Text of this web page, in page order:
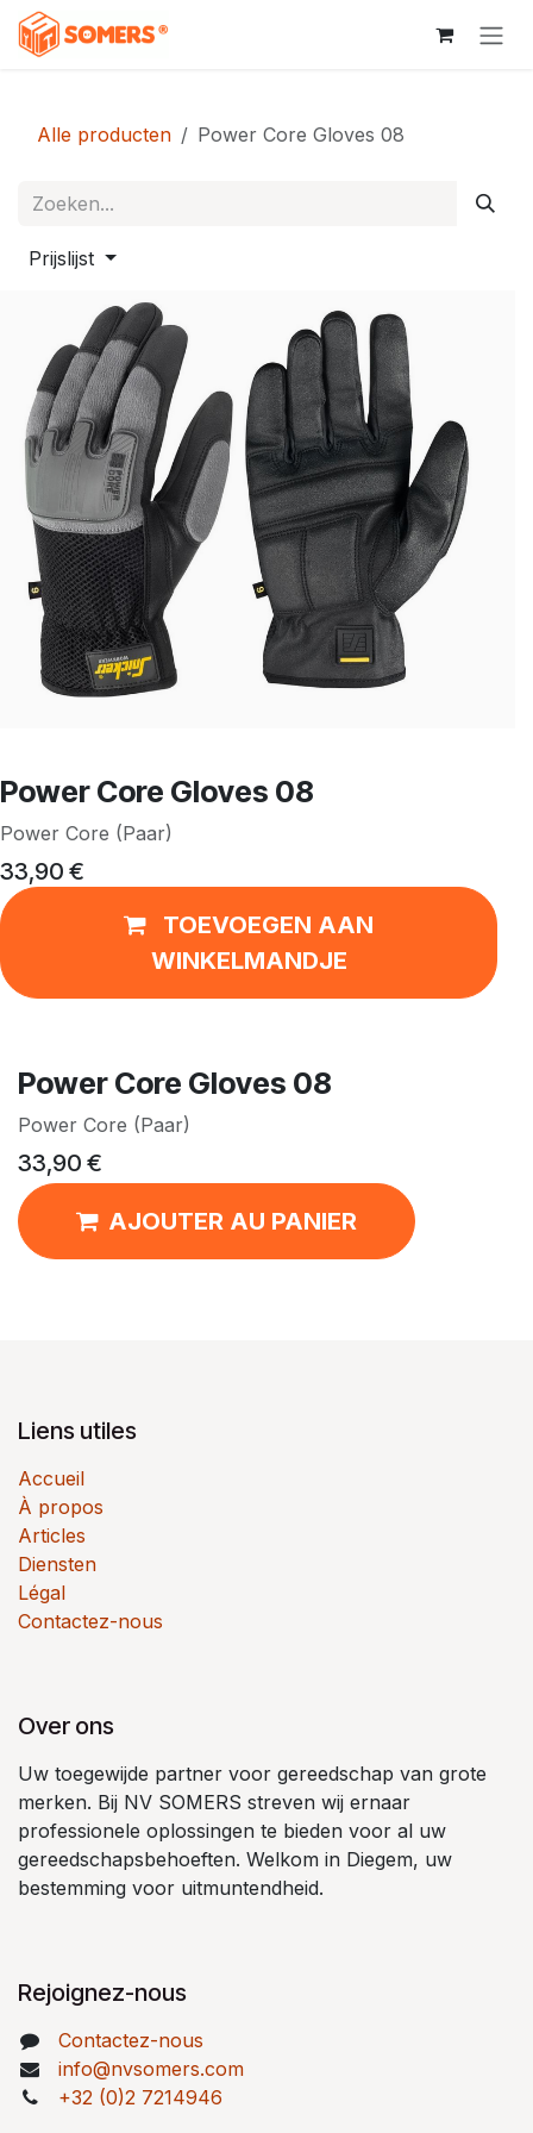
Overslaan naar inhoud
Alle producten Power Core Gloves 08
Prijslijst
Power Core Gloves 08
Power Core (Paar)
33,90 €
TOEVOEGEN AAN
WINKELMANDJE
Power Core Gloves 08
Power Core (Paar)
33,90 €
AJOUTER AU PANIER
Liens utiles
Accueil
À propos
Articles
Diensten
Légal
Contactez-nous
Over ons
Uw toegewijde partner voor gereedschap van grote
merken. Bij NV SOMERS streven wij ernaar
professionele oplossingen te bieden voor al uw
gereedschapsbehoeften. Welkom in Diegem, uw
bestemming voor uitmuntendheid.
Rejoignez-nous
Contactez-nous
info@nvsomers.com
+32 (0)2 7214946